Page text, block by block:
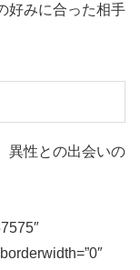
好みに合った相手
異性との出会いの